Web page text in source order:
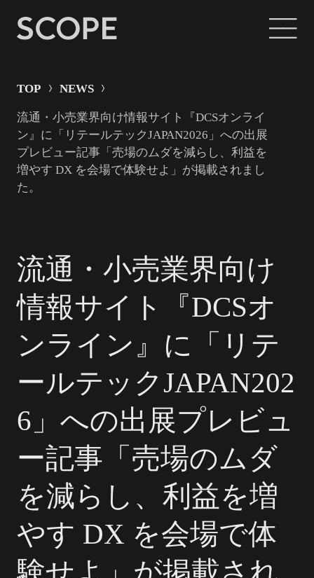
TOP NEWS
流通・小売業界向け情報サイト『DCSオンライ
ン』に「リテールテックJAPAN2026」への出展
プレビュー記事「売場のムダを減らし、利益を
増やす DX を会場で体験せよ」が掲載されまし
た。
流通・小売業界向け
情報サイト『DCSオ
ンライン』に「リテ
ールテックJAPAN202
6」への出展プレビュ
ー記事「売場のムダ
を減らし、利益を増
やす DX を会場で体